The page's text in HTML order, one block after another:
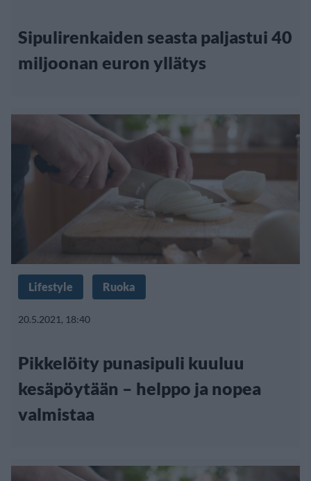
Sipulirenkaiden seasta paljastui 40
miljoonan euron yllätys
Lifestyle Ruoka
20.5.2021, 18:40
Pikkelöity punasipuli kuuluu
kesäpöytään – helppo ja nopea
valmistaa